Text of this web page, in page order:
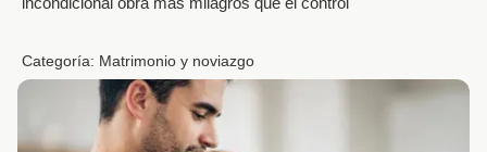
Categoría: Matrimonio y noviazgo